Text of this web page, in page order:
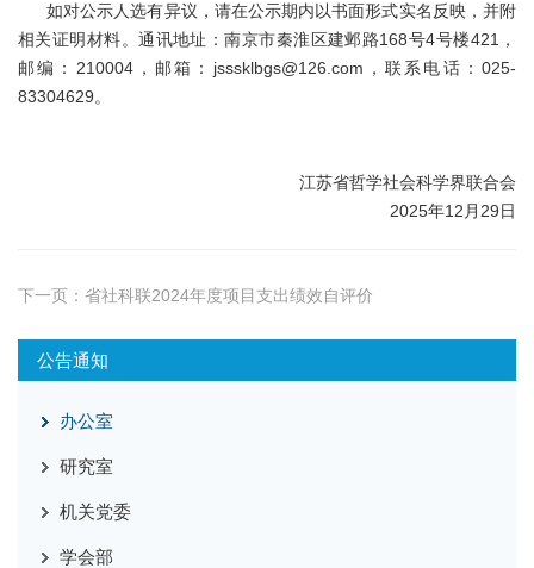
如对公示人选有异议，请在公示期内以书面形式实名反映，并附
相关证明材料。通讯地址：南京市秦淮区建邺路168号4号楼421，
邮编：210004，邮箱：jsssklbgs@126.com，联系电话：025-
83304629。
江苏省哲学社会科学界联合会
2025年12月29日
下一页： 省社科联2024年度项目支出绩效自评价
公告通知
办公室
研究室
机关党委
学会部